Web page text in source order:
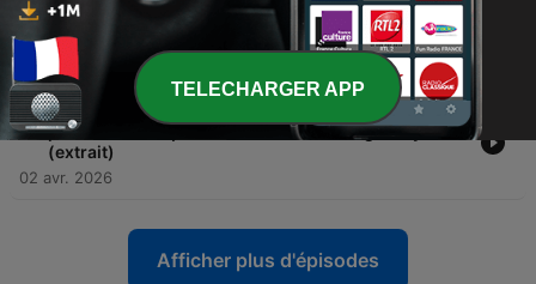
9 - LA PUISSANCE VIVANTE | performer sans perdre le
plaisir — Amélie Dubourg
07 mai 2026
8 - VIDÉO & RÉGULARITÉ : créer un système pour ne
plus communiquer dans le chaos — Eagle Sky
(extrait)
02 avr. 2026
Afficher plus d'épisodes
TELECHARGER APP